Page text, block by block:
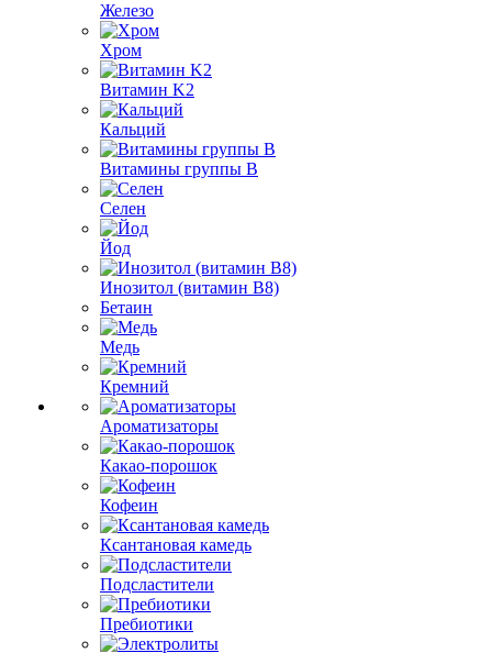
Железо
Хром
Витамин K2
Кальций
Витамины группы B
Селен
Йод
Инозитол (витамин B8)
Бетаин
Медь
Кремний
Ароматизаторы
Какао-порошок
Кофеин
Ксантановая камедь
Подсластители
Пребиотики